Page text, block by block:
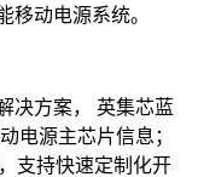
移动电源系统。
决方案， 英集芯蓝
电源主芯片信息；
支持快速定制化开